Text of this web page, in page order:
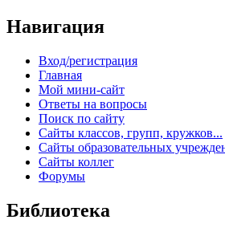
Навигация
Вход/регистрация
Главная
Мой мини-сайт
Ответы на вопросы
Поиск по сайту
Сайты классов, групп, кружков...
Сайты образовательных
Сайты коллег
Форумы
Библиотека